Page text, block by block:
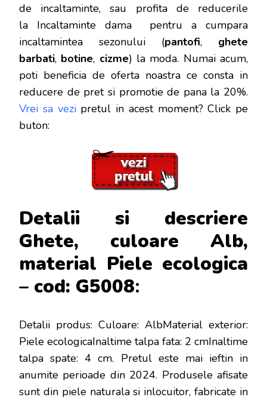
de incaltaminte, sau profita de reducerile
la Incaltaminte dama pentru a cumpara
incaltamintea sezonului (pantofi, ghete
barbati, botine, cizme) la moda. Numai acum,
poti beneficia de oferta noastra ce consta in
reducere de pret si promotie de pana la 20%.
Vrei sa vezi pretul in acest moment? Click pe
buton:
Detalii si descriere
Ghete, culoare Alb,
material Piele ecologica
– cod: G5008:
Detalii produs: Culoare: AlbMaterial exterior:
Piele ecologicaInaltime talpa fata: 2 cmInaltime
talpa spate: 4 cm. Pretul este mai ieftin in
anumite perioade din 2024. Produsele afisate
sunt din piele naturala si inlocuitor, fabricate in